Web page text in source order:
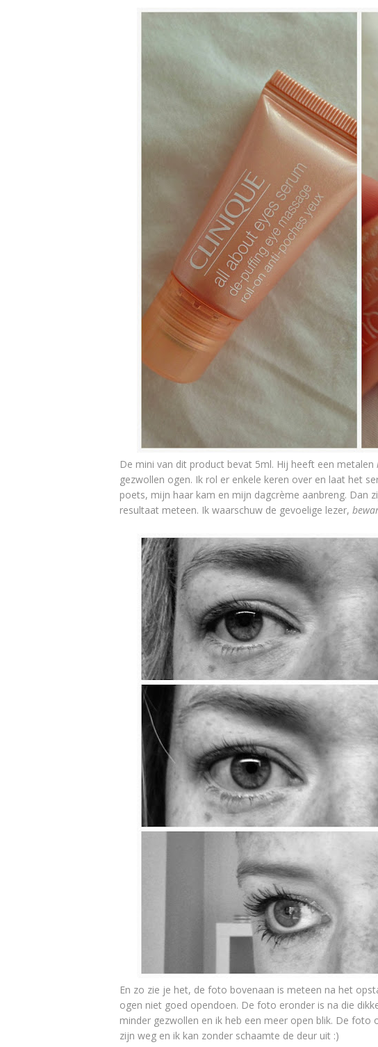
De mini van dit product bevat 5ml. Hij heeft een metalen
gezwollen ogen. Ik rol er enkele keren over en laat het
poets, mijn haar kam en mijn dagcrème aanbreng. Dan
resultaat meteen. Ik waarschuw de gevoelige lezer,
En zo zie je het, de foto bovenaan is meteen na het
ogen niet goed opendoen. De foto eronder is na die
minder gezwollen en ik heb een meer open blik. De
zijn weg en ik kan zonder schaamte de deur uit :)